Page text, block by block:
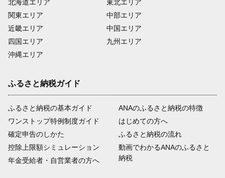
北海道エリア
関東エリア
近畿エリア
四国エリア
沖縄エリア
東北エリア
中部エリア
中国エリア
九州エリア
ふるさと納税ガイド
ふるさと納税の基本ガイド
ワンストップ特例制度ガイド
確定申告のしかた
控除上限額シミュレーション
年金受給者・自営業者の方へ
ANAのふるさと納税の特徴
はじめての方へ
ふるさと納税の流れ
動画でわかるANAのふるさと
納税